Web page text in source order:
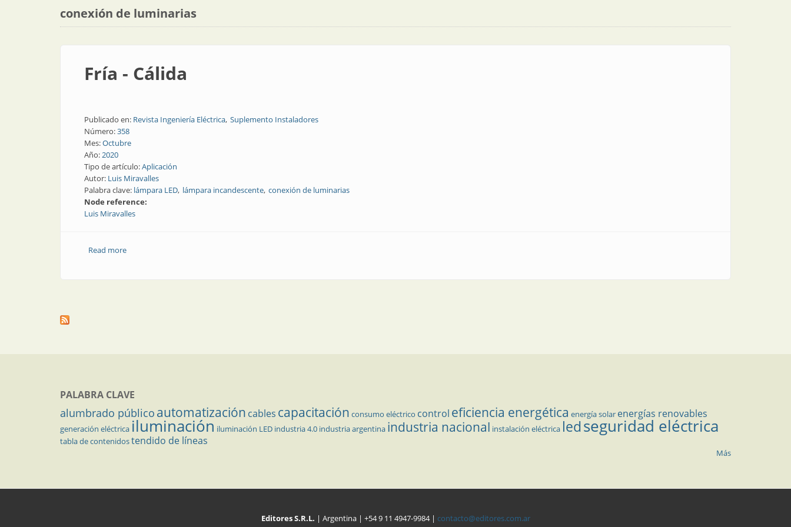
conexión de luminarias
Fría - Cálida
Publicado en: Revista Ingeniería Eléctrica Suplemento Instaladores
Número:358
Mes:Octubre
Año:2020
Tipo de artículo:Aplicación
Autor: Luis Miravalles
Palabra clave: lámpara LED lámpara incandescente conexión de luminarias
Node reference:
Luis Miravalles
Read moreabout Fría - Cálida
PALABRA CLAVE
alumbrado público automatización cables capacitación consumo eléctrico control eficiencia energética energía solar energías renovables
generación eléctrica iluminación iluminación LED industria 4.0 industria argentina industria nacional instalación eléctrica ledseguridad eléctrica
tabla de contenidostendido de líneas
Más
Editores S.R.L. | Argentina | +54 9 11 4947-9984 | contacto@editores.com.ar